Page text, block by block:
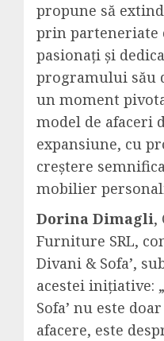
propune să
prin parteneriate
pasionați și
programului său
un moment
model de afaceri
expansiune, cu
creștere
mobilier
Dorina Dimagli,
Furniture SRL,
Divani & Sofa’,
acestei inițiative:
Sofa’ nu este
afacere, este